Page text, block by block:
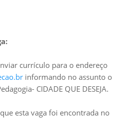
currículo para o endereço
informando no assunto o
CIDADE QUE DESEJA.
esta vaga foi encontrada no